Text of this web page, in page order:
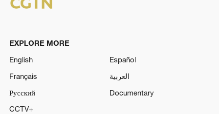
EXPLORE MORE
English
Español
Français
العربية
Русский
Documentary
CCTV+